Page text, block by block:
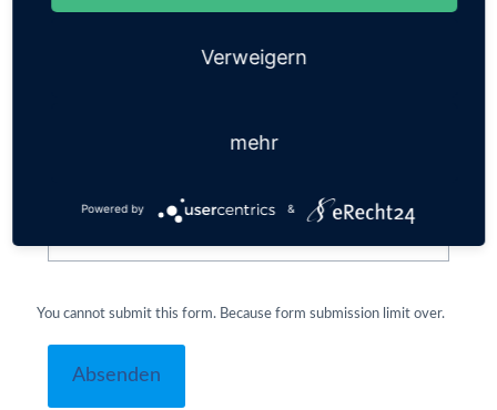
You cannot submit this form. Because form submission limit over.
Verweigern
mehr
Powered by &